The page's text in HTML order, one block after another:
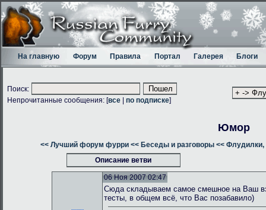
На главную Форум Правила Портал Галерея Блоги
Поиск:
Непрочитанные сообщения: [все по подписке]
Юмор
<< Лучший форум фурри << Беседы и разговоры << Флудилки,
Описание ветви
06 Ноя 2007 02:47
Сюда складываем самое смешное на Ваш
тесты, в общем всё, что Вас позабавило)